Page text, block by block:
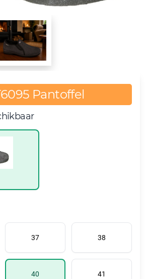
Pantoffel
37 38
40 41